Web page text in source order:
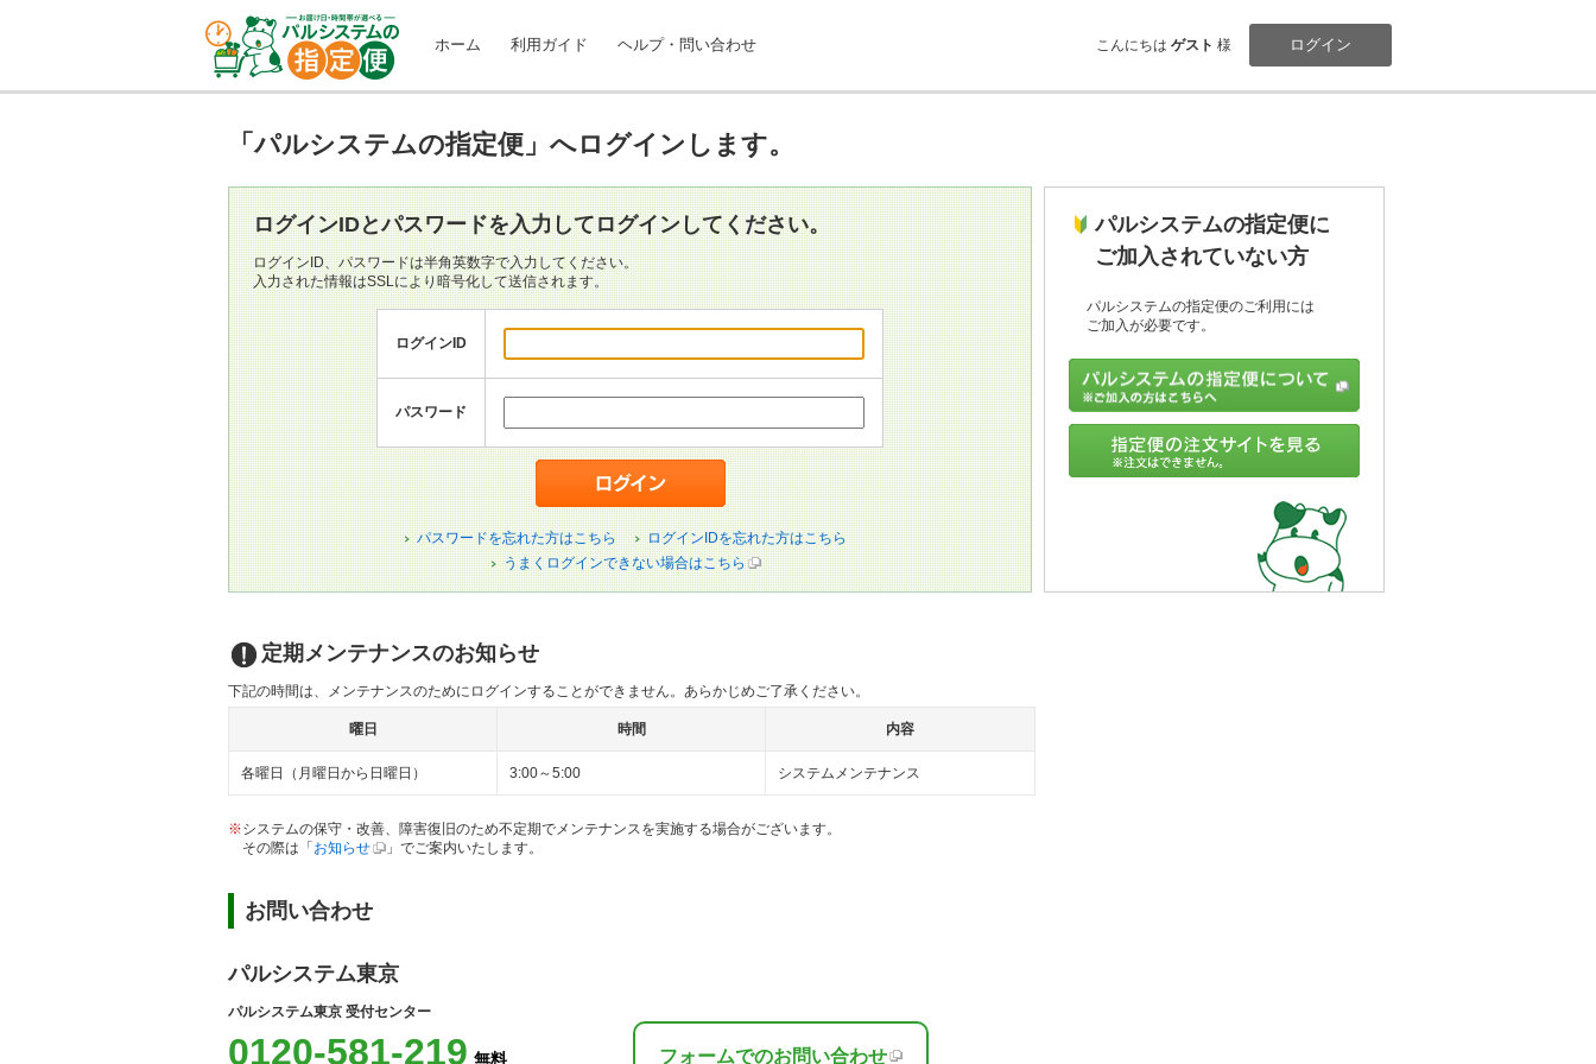
ログイン
こんにちは ゲスト 様
ホーム 利用ガイド ヘルプ・問い合わせ
「パルシステムの指定便」へログインします。
ログインIDとパスワードを入力してログインしてください。
ログインID、パスワードは半角英数字で入力してください。
入力された情報はSSLにより暗号化して送信されます。
ログインID
パスワード
パスワードを忘れた方はこちら
ログインIDを忘れた方はこちら
うまくログインできない場合はこちら
パルシステムの指定便に
ご加入されていない方
パルシステムの指定便のご利用には
ご加入が必要です。
定期メンテナンスのお知らせ
下記の時間は、メンテナンスのためにログインすることができません。あらかじめご了承ください。
曜日 時間 内容
各曜日（月曜日から日曜日） 3:00～5:00 システムメンテナンス
※システムの保守・改善、障害復旧のため不定期でメンテナンスを実施する場合がございます。
その際は「 お知らせ 」でご案内いたします。
お問い合わせ
パルシステム東京
パルシステム東京 受付センター
0120-581-219 フォームでのお問い合わせ